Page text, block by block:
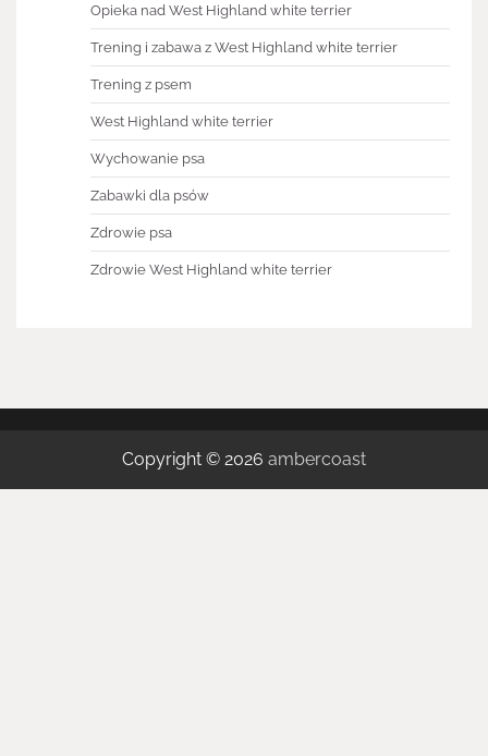
Opieka nad West Highland white terrier
Trening i zabawa z West Highland white terrier
Trening z psem
West Highland white terrier
Wychowanie psa
Zabawki dla psów
Zdrowie psa
Zdrowie West Highland white terrier
Copyright © 2026 ambercoast